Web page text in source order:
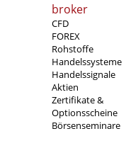
broker
CFD
FOREX
Rohstoffe
Handelssysteme
Handelssignale
Aktien
Zertifikate &
Optionsscheine
Börsenseminare